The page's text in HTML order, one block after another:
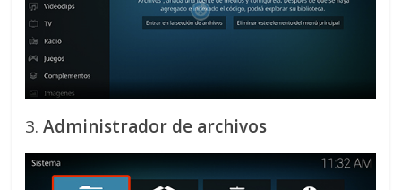
3.Administrador de archivos